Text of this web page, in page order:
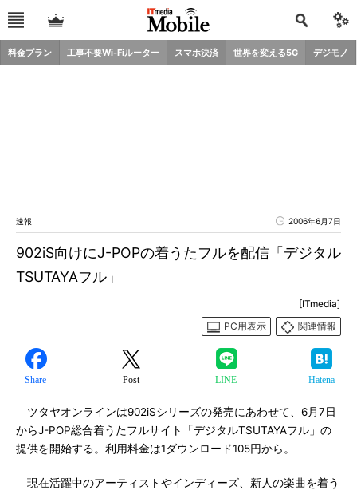
料金プラン 工事不要Wi-Fiルーター スマホ決済 世界を変える5G デジモノ
速報 2006年6月7日
902iS向けにJ-POPの着うたフルを配信「デジタル
TSUTAYAフル」
[ITmedia]
PC用表示
関連情報
Share Post LINE Hatena
ツタヤオンラインは902iSシリーズの発売にあわせて、6月7日
からJ-POP総合着うたフルサイト「デジタルTSUTAYAフル」の
提供を開始する。利用料金は1ダウンロード105円から。
現在活躍中のアーティストやインディーズ、新人の楽曲を着う